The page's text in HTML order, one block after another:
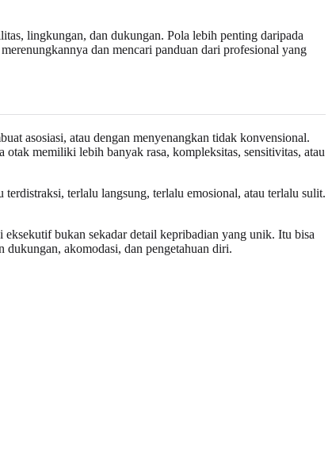
lingkungan, dan dukungan. Pola lebih penting daripada
dan mencari panduan dari profesional yang
asosiasi, atau dengan menyenangkan tidak konvensional.
memiliki lebih banyak rasa, kompleksitas, sensitivitas, atau
terlalu langsung, terlalu emosional, atau terlalu sulit.
bukan sekadar detail kepribadian yang unik. Itu bisa
dukungan, akomodasi, dan pengetahuan diri.